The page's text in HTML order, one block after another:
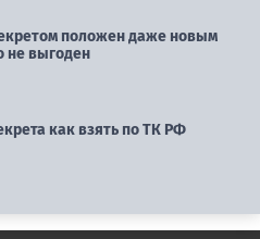
положен даже новым
не выгоден
как взять по ТК РФ